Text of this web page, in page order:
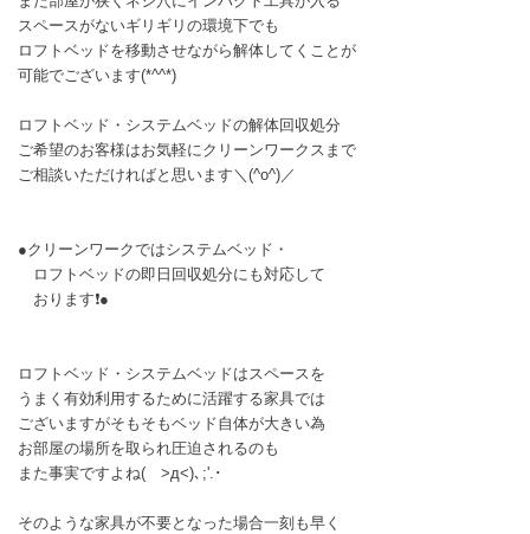
スペースがないギリギリの環境下でも
ロフトベッドを移動させながら解体してくことが
可能でございます(*^^*)
ロフトベッド・システムベッドの解体回収処分
ご希望のお客様はお気軽にクリーンワークスまで
ご相談いただければと思います＼(^o^)／
●クリーンワークではシステムベッド・
ロフトベッドの即日回収処分にも対応して
おります❗●
ロフトベッド・システムベッドはスペースを
うまく有効利用するために活躍する家具では
ございますがそもそもベッド自体が大きい為
お部屋の場所を取られ圧迫されるのも
また事実ですよね( >д<)､;'.･
そのような家具が不要となった場合一刻も早く